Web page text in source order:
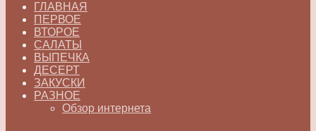
ГЛАВНАЯ
ПЕРВОЕ
ВТОРОЕ
САЛАТЫ
ВЫПЕЧКА
ДЕСЕРТ
ЗАКУСКИ
РАЗНОЕ
Обзор интернета